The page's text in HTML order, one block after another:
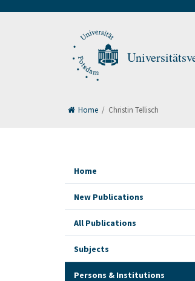
Home / Christin Tellisch
Home
New Publications
All Publications
Subjects
Persons & Institutions